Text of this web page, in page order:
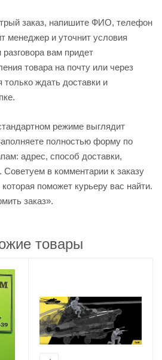
заказ, напишите ФИО, телефон
менеджер и уточнит условия
вам придет
товара на почту или через
ждать доставки и
режиме выглядит
полностью форму по
адрес, способ доставки,
в комментарии к заказу
поможет курьеру вас найти.
заказ».
товары